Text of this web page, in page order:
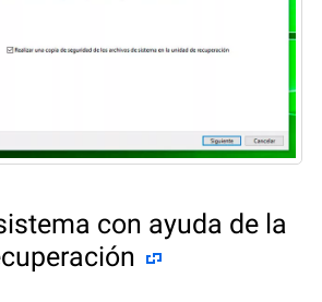
con ayuda de la